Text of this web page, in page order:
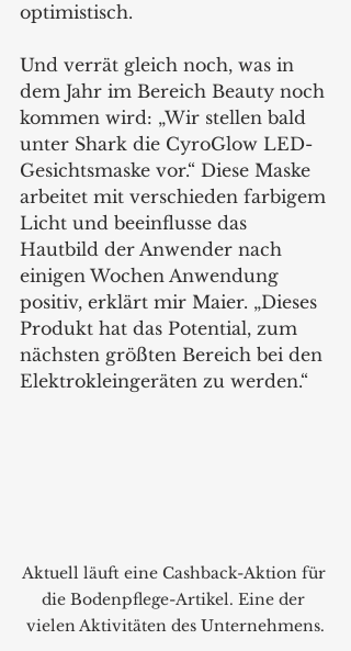
optimistisch.
Und verrät gleich noch, was in
dem Jahr im Bereich Beauty noch
kommen wird: „Wir stellen bald
unter Shark die CyroGlow LED-
Gesichtsmaske vor.“ Diese Maske
arbeitet mit verschieden farbigem
Licht und beeinflusse das
Hautbild der Anwender nach
einigen Wochen Anwendung
positiv, erklärt mir Maier. „Dieses
Produkt hat das Potential, zum
nächsten größten Bereich bei den
Elektrokleingeräten zu werden.“
Aktuell läuft eine Cashback-Aktion für
die Bodenpflege-Artikel. Eine der
vielen Aktivitäten des Unternehmens.